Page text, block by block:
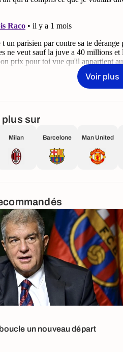
Voir plus
plus sur
Milan Barcelone Man United
un nouveau départ